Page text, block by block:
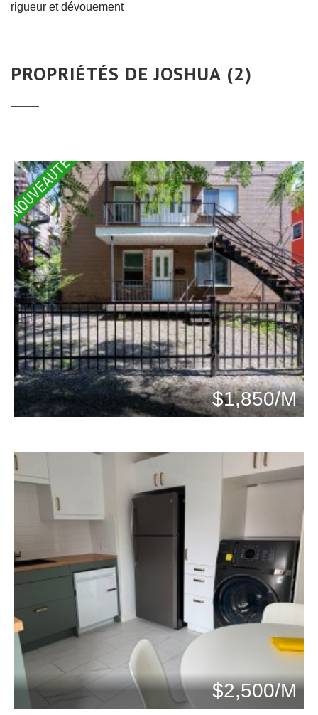
rigueur et dévouement
PROPRIÉTÉS DE JOSHUA (2)
NOUVEAUTÉ
$1,850/M
$2,500/M